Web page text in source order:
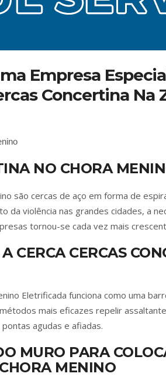
Empresa
Concertina Na
NO CHORA
são cercas de aço em forma de
da violência nas grandes cidades, a
tornou-se cada vez mais
CERCA CERCAS
Eletrificada funciona como uma
mais eficazes repelir
agudas e afiadas.
MURO PARA
MENINO